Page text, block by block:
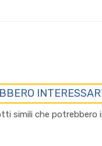
simili che potrebbero